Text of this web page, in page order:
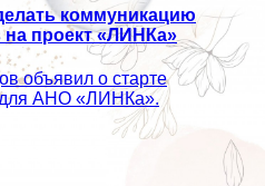
коммуникацию
на проект «ЛИНКа»
объявил о старте
для АНО «ЛИНКа».